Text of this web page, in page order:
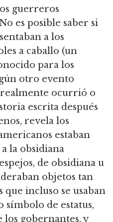
guerreros
es posible saber si
a los
a caballo (un
para los
otro evento
ocurrió o
escrita después
revela los
estaban
la obsidiana
de obsidiana u
objetos tan
que incluso se usaban
símbolo de estatus,
gobernantes, y